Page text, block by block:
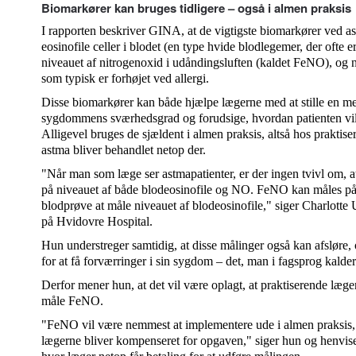
Biomarkører kan bruges tidligere – også i almen praksis
I rapporten beskriver GINA, at de vigtigste biomarkører ved
eosinofile celler i blodet (en type hvide blodlegemer, der ofte
niveauet af nitrogenoxid i udåndingsluften (kaldet FeNO), og
som typisk er forhøjet ved allergi.
Disse biomarkører kan både hjælpe lægerne med at stille en
sygdommens sværhedsgrad og forudsige, hvordan patienten
Alligevel bruges de sjældent i almen praksis, altså hos
astma bliver behandlet netop der.
"Når man som læge ser astmapatienter, er der ingen tvivl
på niveauet af både blodeosinofile og NO. FeNO kan måles
blodprøve at måle niveauet af blodeosinofile," siger
på Hvidovre Hospital.
Hun understreger samtidig, at disse målinger også kan
for at få forværringer i sin sygdom – det, man i fagsprog
Derfor mener hun, at det vil være oplagt, at praktiserende
måle FeNO.
"FeNO vil være nemmest at implementere ude i almen
lægerne bliver kompenseret for opgaven," siger hun og